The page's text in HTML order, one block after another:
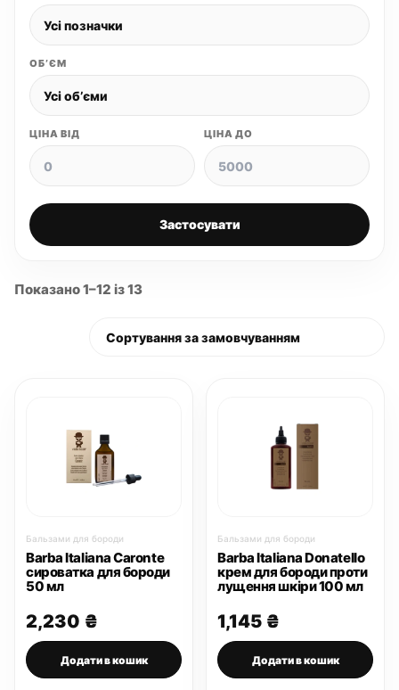
ОБʼЄМ
ЦІНА ВІД ЦІНА ДО
Застосувати
Показано 1–12 із 13
Бальзами для бороди
Barba Italiana Caronte
сироватка для бороди
50 мл
2,230 ₴
Додати в кошик
Бальзами для бороди
Barba Italiana Donatello
крем для бороди проти
лущення шкіри 100 мл
1,145 ₴
Додати в кошик